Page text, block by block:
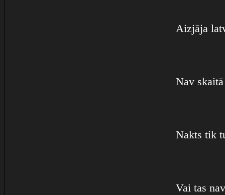
Aizjāja
Nav
Nakts tik
Vai tas